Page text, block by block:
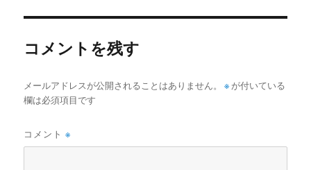
コメントを残す
メールアドレスが公開されることはありません。 ※ が付いている
欄は必須項目です
コメント※